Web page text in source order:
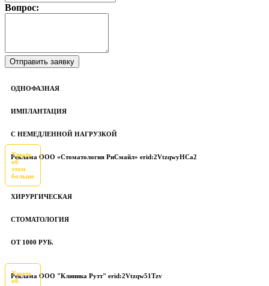
Вопрос:
ОДНОФАЗНАЯ
ИМПЛАНТАЦИЯ
С НЕМЕДЛЕННОЙ НАГРУЗКОЙ
Реклама ООО «Стоматология РиСмайл» erid:2VtzqwyHCa2
Узнать
об
этом
больше
ХИРУРГИЧЕСКАЯ
СТОМАТОЛОГИЯ
ОТ 1000 РУБ.
Реклама ООО "Клиника Рутт" erid:2Vtzqw51Tzv
Узнать
об